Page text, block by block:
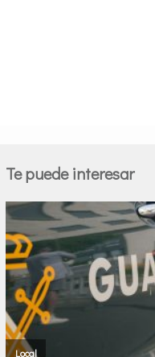
Te puede interesar